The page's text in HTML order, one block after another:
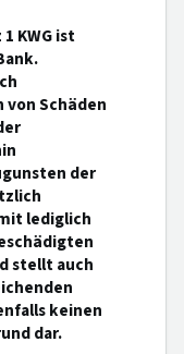
KWG ist
Schäden
der
lediglich
stellt auch
keinen
dar.